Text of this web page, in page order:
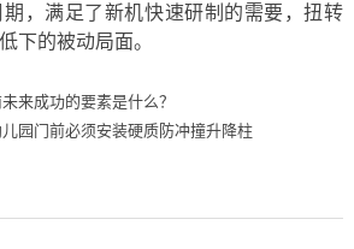
，满足了新机快速研制的需要，扭转
下的被动局面。
来成功的要素是什么？
园门前必须安装硬质防冲撞升降柱